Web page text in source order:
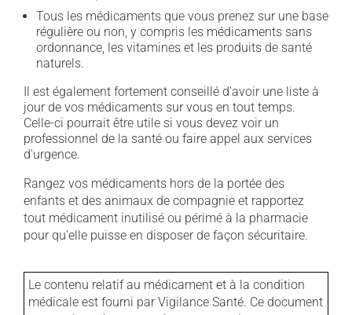
Tous les médicaments que vous prenez sur une base
régulière ou non, y compris les médicaments sans
ordonnance, les vitamines et les produits de santé
naturels.
Il est également fortement conseillé d'avoir une liste à
jour de vos médicaments sur vous en tout temps.
Celle-ci pourrait être utile si vous devez voir un
professionnel de la santé ou faire appel aux services
d'urgence.
Rangez vos médicaments hors de la portée des
enfants et des animaux de compagnie et rapportez
tout médicament inutilisé ou périmé à la pharmacie
pour qu'elle puisse en disposer de façon sécuritaire.
Le contenu relatif au médicament et à la condition
médicale est fourni par Vigilance Santé. Ce document